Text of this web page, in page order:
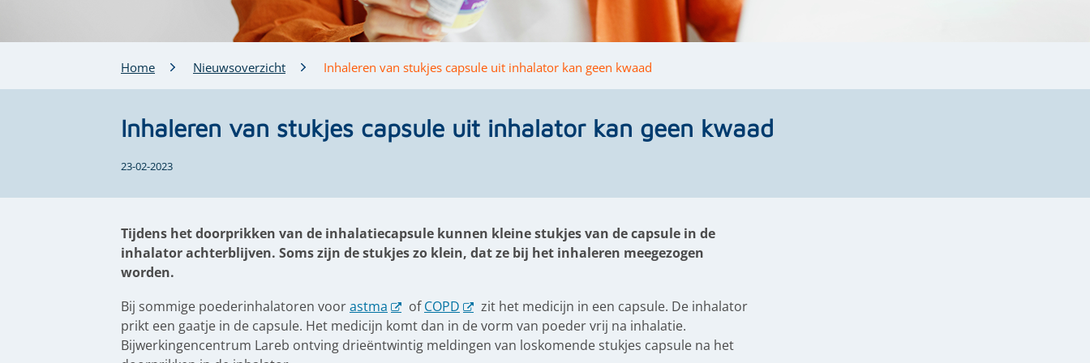
Home Nieuwsoverzicht Inhaleren van stukjes capsule uit inhalator kan geen kwaad
Inhaleren van stukjes capsule uit inhalator kan geen kwaad
23-02-2023
Tijdens het doorprikken van de inhalatiecapsule kunnen kleine stukjes van de capsule in de
inhalator achterblijven. Soms zijn de stukjes zo klein, dat ze bij het inhaleren meegezogen
worden.
Bij sommige poederinhalatoren voorastma ofCOPD
zit het medicijn in een capsule. De inhalator
prikt een gaatje in de capsule. Het medicijn komt dan in de vorm van poeder vrij na inhalatie.
Bijwerkingencentrum Lareb ontving drieëntwintig meldingen van loskomende stukjes capsule na het